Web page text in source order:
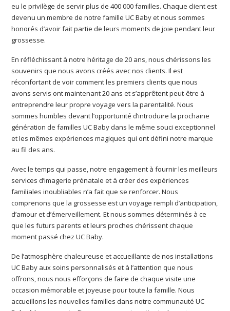
eu le privilège de servir plus de 400 000 familles. Chaque client est
devenu un membre de notre famille UC Baby et nous sommes
honorés d’avoir fait partie de leurs moments de joie pendant leur
grossesse.
En réfléchissant à notre héritage de 20 ans, nous chérissons les
souvenirs que nous avons créés avec nos clients. Il est
réconfortant de voir comment les premiers clients que nous
avons servis ont maintenant 20 ans et s’apprêtent peut-être à
entreprendre leur propre voyage vers la parentalité. Nous
sommes humbles devant l’opportunité d’introduire la prochaine
génération de familles UC Baby dans le même souci exceptionnel
et les mêmes expériences magiques qui ont défini notre marque
au fil des ans.
Avec le temps qui passe, notre engagement à fournir les meilleurs
services d’imagerie prénatale et à créer des expériences
familiales inoubliables n’a fait que se renforcer. Nous
comprenons que la grossesse est un voyage rempli d’anticipation,
d’amour et d’émerveillement. Et nous sommes déterminés à ce
que les futurs parents et leurs proches chérissent chaque
moment passé chez UC Baby.
De l’atmosphère chaleureuse et accueillante de nos installations
UC Baby aux soins personnalisés et à l’attention que nous
offrons, nous nous efforçons de faire de chaque visite une
occasion mémorable et joyeuse pour toute la famille. Nous
accueillons les nouvelles familles dans notre communauté UC